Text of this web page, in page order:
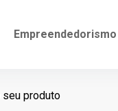
Empreendedorismo
seu produto